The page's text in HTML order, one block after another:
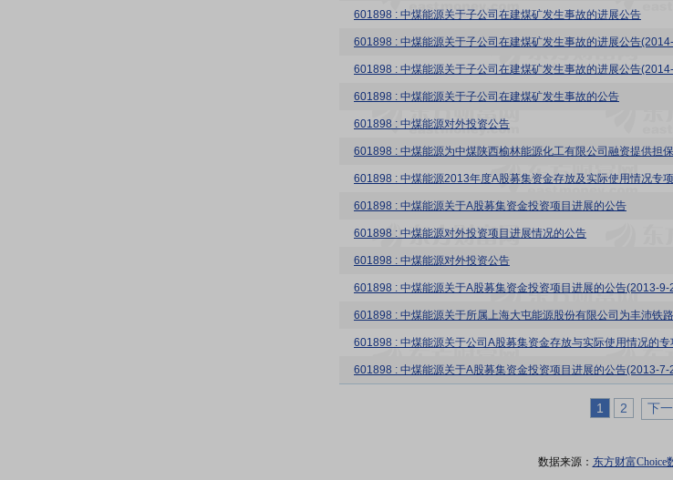
601898 : 中煤能源关于子公司在建煤矿发生事故的进展公告
601898 : 中煤能源关于子公司在建煤矿发生事故的进展公告
601898 : 中煤能源关于子公司在建煤矿发生事故的进展公告
601898 : 中煤能源关于子公司在建煤矿发生事故的公告
601898 : 中煤能源对外投资公告
601898 : 中煤能源为中煤陕西榆林能源化工有限公司融资提供担
601898 : 中煤能源2013年度A股募集资金存放及实际使用情况专
601898 : 中煤能源关于A股募集资金投资项目进展的公告
601898 : 中煤能源对外投资项目进展情况的公告
601898 : 中煤能源对外投资公告
601898 : 中煤能源关于A股募集资金投资项目进展的公告(2013-9-
601898 : 中煤能源关于所属上海大屯能源股份有限公司为丰沛铁
601898 : 中煤能源关于公司A股募集资金存放与实际使用情况的专
601898 : 中煤能源关于A股募集资金投资项目进展的公告(2013-7-
1 2 下
数据来源： 东方财富Choice